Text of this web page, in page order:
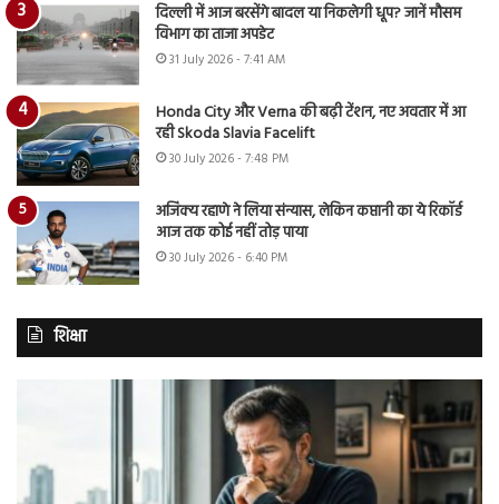
दिल्ली में आज बरसेंगे बादल या निकलेगी धूप? जानें मौसम
विभाग का ताजा अपडेट
31 July 2026 - 7:41 AM
Honda City और Verna की बढ़ी टेंशन, नए अवतार में आ
रही Skoda Slavia Facelift
30 July 2026 - 7:48 PM
अजिंक्य रहाणे ने लिया संन्यास, लेकिन कप्तानी का ये रिकॉर्ड
आज तक कोई नहीं तोड़ पाया
30 July 2026 - 6:40 PM
शिक्षा